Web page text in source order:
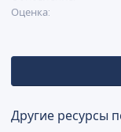
Оценка
Другие ресурсы